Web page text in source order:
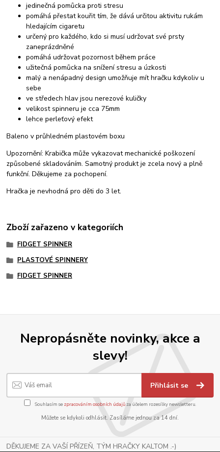
jedinečná pomůcka proti stresu
pomáhá přestat kouřit tím, že dává určitou aktivitu rukám
hledajícím cigaretu
určený pro každého, kdo si musí udržovat své prsty
zaneprázdněné
pomáhá udržovat pozornost během práce
užitečná pomůcka na snížení stresu a úzkosti
malý a nenápadný design umožňuje mít hračku kdykoliv u
sebe
ve středech hlav jsou nerezové kuličky
velikost spinneru je cca 75mm
lehce perleťový efekt
Baleno v průhledném plastovém boxu
Upozornění: Krabička může vykazovat mechanické poškození
způsobené skladováním. Samotný produkt je zcela nový a plně
funkční. Děkujeme za pochopení.
Hračka je nevhodná pro děti do 3 let.
Zboží zařazeno v kategoriích
FIDGET SPINNER
PLASTOVÉ SPINNERY
FIDGET SPINNER
Nepropásněte novinky, akce a
slevy!
Přihlásit se
Souhlasím se zpracováním osobních údajůza účelem rozesílky newsletteru.
Můžete se kdykoli odhlásit. Zasíláme jednou za 14 dní.
DĚKUJEME ZA VAŠÍ PŘÍZEŇ, TÝM HRAČKY KALTOM .-)